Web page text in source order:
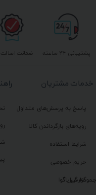
پشتیبانی ۲۴ ساعته ضمانت اصالت
خدمات مشتریان
پاسخ به پرسش‌های متداول
رویه‌های بازگرداندن کالا
شرایط استفاده
حریم خصوصی
گزارش باگ
گیل آوا